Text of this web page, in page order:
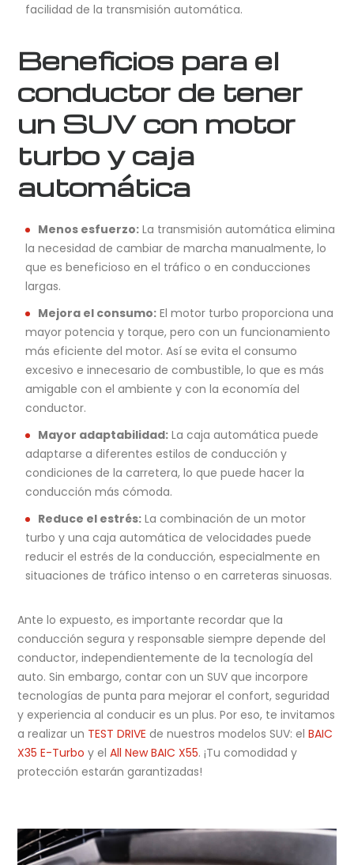
facilidad de la transmisión automática.
Beneficios para el
conductor de tener
un SUV con motor
turbo y caja
automática
Menos esfuerzo: La transmisión automática elimina
la necesidad de cambiar de marcha manualmente, lo
que es beneficioso en el tráfico o en conducciones
largas.
Mejora el consumo: El motor turbo proporciona una
mayor potencia y torque, pero con un funcionamiento
más eficiente del motor. Así se evita el consumo
excesivo e innecesario de combustible, lo que es más
amigable con el ambiente y con la economía del
conductor.
Mayor adaptabilidad: La caja automática puede
adaptarse a diferentes estilos de conducción y
condiciones de la carretera, lo que puede hacer la
conducción más cómoda.
Reduce el estrés: La combinación de un motor
turbo y una caja automática de velocidades puede
reducir el estrés de la conducción, especialmente en
situaciones de tráfico intenso o en carreteras sinuosas.
Ante lo expuesto, es importante recordar que la
conducción segura y responsable siempre depende del
conductor, independientemente de la tecnología del
auto. Sin embargo, contar con un SUV que incorpore
tecnologías de punta para mejorar el confort, seguridad
y experiencia al conducir es un plus. Por eso, te invitamos
a realizar un TEST DRIVE de nuestros modelos SUV: elBAIC
X35 E-Turbo y elAll New BAIC X55. ¡Tu comodidad y
protección estarán garantizadas!